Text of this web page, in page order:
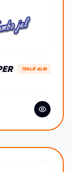
TEKLİF ALIN